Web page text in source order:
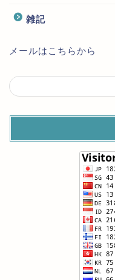
雑記
メールはこちらから